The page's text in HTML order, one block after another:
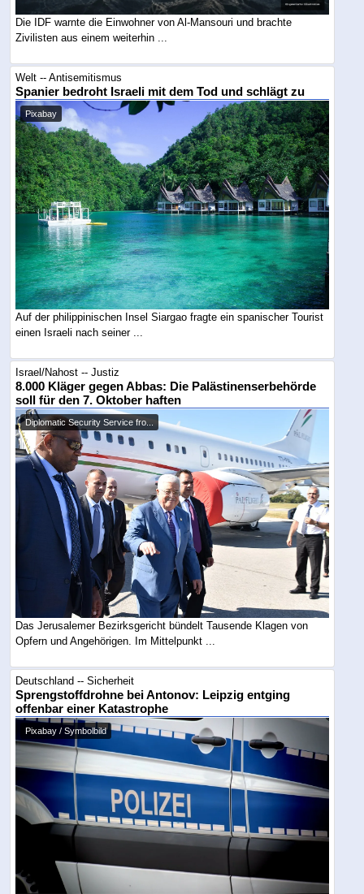
Die IDF warnte die Einwohner von Al-Mansouri und brachte
Zivilisten aus einem weiterhin ...
Welt -- Antisemitismus
Spanier bedroht Israeli mit dem Tod und schlägt zu
Pixabay
Auf der philippinischen Insel Siargao fragte ein spanischer Tourist
einen Israeli nach seiner ...
Israel/Nahost -- Justiz
8.000 Kläger gegen Abbas: Die Palästinenserbehörde
soll für den 7. Oktober haften
Diplomatic Security Service fro...
Das Jerusalemer Bezirksgericht bündelt Tausende Klagen von
Opfern und Angehörigen. Im Mittelpunkt ...
Deutschland -- Sicherheit
Sprengstoffdrohne bei Antonov: Leipzig entging
offenbar einer Katastrophe
Pixabay / Symbolbild